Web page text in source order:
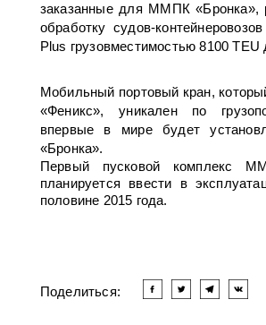
заказанные для ММПК «Бронка»,
обработку судов-
Plus грузовместимостью 8100 TEU
Мобильный портовый кран,
«Феникс», уникален по
впервые в мире будет
«Бронка».
Первый пусковой комплекс
планируется ввести в
половине 2015 года.
Поделиться: